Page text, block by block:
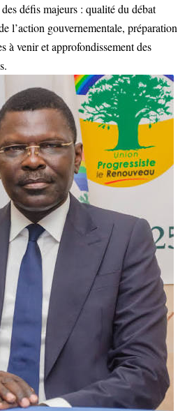
défis majeurs : qualité du débat
l’action gouvernementale, préparation
à venir et approfondissement des